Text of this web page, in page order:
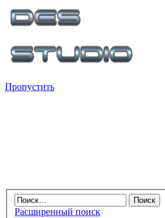
Пропустить
Расширенный поиск